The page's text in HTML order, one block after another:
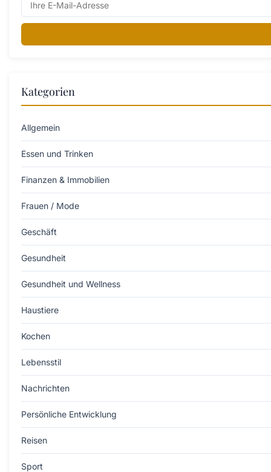
Kategorien
Allgemein
Essen und Trinken
Finanzen & Immobilien
Frauen / Mode
Geschäft
Gesundheit
Gesundheit und Wellness
Haustiere
Kochen
Lebensstil
Nachrichten
Persönliche Entwicklung
Reisen
Sport